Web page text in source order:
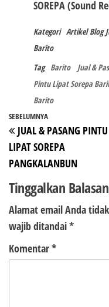
SOREPA (Sound
Kategori Artikel Blog
Barito
Tag Barito Jual &
Pintu Lipat Sorepa
Barito
Navigasi
pos
Pos
Sebelumnya
SEBELUMNYA
JUAL & PASANG PINTU
LIPAT SOREPA
PANGKALANBUN
Tinggalkan Balasan
Alamat email Anda
wajib ditandai*
Komentar*